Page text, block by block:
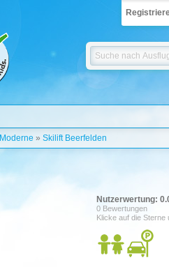
Moderne » Skilift Beerfelden
Nutzerwertung:
0 Bewertungen
Klicke auf die Sterne